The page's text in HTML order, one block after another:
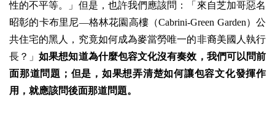
性的不平等。」但是，也許我們應該問：「來自芝加哥惡名
昭彰的卡布里尼—格林花園高樓（Cabrini-Green Garden）公
共住宅的黑人，究竟如何成為麥當勞唯一的非裔美國人執行
長？」如果想知道為什麼包容文化沒有奏效，我們可以問前
面那道問題；但是，如果想弄清楚如何讓包容文化發揮作
用，就應該問後面那道問題。